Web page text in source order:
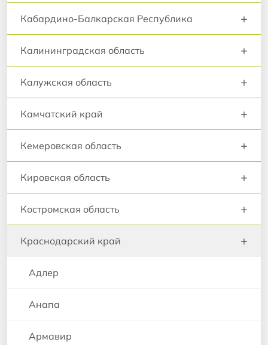
Кабардино-Балкарская Республика +
Калининградская область +
Калужская область +
Камчатский край +
Кемеровская область +
Кировская область +
Костромская область +
Краснодарский край +
Адлер
Анапа
Армавир